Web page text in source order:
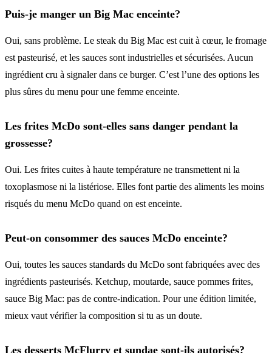
Puis-je manger un Big Mac enceinte?
Oui, sans problème. Le steak du Big Mac est cuit à cœur, le fromage
est pasteurisé, et les sauces sont industrielles et sécurisées. Aucun
ingrédient cru à signaler dans ce burger. C’est l’une des options les
plus sûres du menu pour une femme enceinte.
Les frites McDo sont-elles sans danger pendant la
grossesse?
Oui. Les frites cuites à haute température ne transmettent ni la
toxoplasmose ni la listériose. Elles font partie des aliments les moins
risqués du menu McDo quand on est enceinte.
Peut-on consommer des sauces McDo enceinte?
Oui, toutes les sauces standards du McDo sont fabriquées avec des
ingrédients pasteurisés. Ketchup, moutarde, sauce pommes frites,
sauce Big Mac: pas de contre-indication. Pour une édition limitée,
mieux vaut vérifier la composition si tu as un doute.
Les desserts McFlurry et sundae sont-ils autorisés?